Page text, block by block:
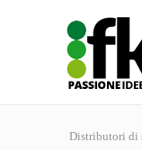
Distributori di